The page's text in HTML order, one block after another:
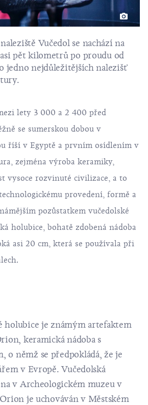
Vučedol se nachází na
pět kilometrů po proudu od
jedno nejdůležitějších nalezišť
lety 3 000 a 2 400 před
se sumerskou dobou v
říší v Egyptě a prvním osídlením v
zejména výroba keramiky,
vysoce rozvinuté civilizace, a to
provedení, formě a
pozůstatkem vučedolské
holubice, bohatě zdobená nádoba
asi 20 cm, která se používala při
holubice je známým artefaktem
keramická nádoba s
o němž se předpokládá, že je
v Evropě. Vučedolská
v Archeologickém muzeu v
je uchováván v Městském